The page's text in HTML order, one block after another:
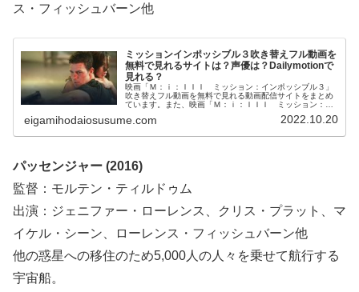
ス・フィッシュバーン他
ミッションインポッシブル３吹き替えフル動画を
無料で見れるサイトは？声優は？Dailymotionで
見れる？
映画「Ｍ：ｉ：ＩＩＩ ミッション：インポッシブル３」
吹き替えフル動画を無料で見れる動画配信サイトをまとめ
ています。また、映画「Ｍ：ｉ：ＩＩＩ ミッション：イ
Dailymotion、パンドラ、YouTubeで見れるかも調べていま
ッシブル３」の作品情報・あらすじ・感想についてもお伝
eigamihodaiosusume.com 2022.10.20
パッセンジャー (2016)
監督：モルテン・ティルドゥム
出演：ジェニファー・ローレンス、クリス・プラット、マ
イケル・シーン、ローレンス・フィッシュバーン他
他の惑星への移住のため5,000人の人々を乗せて航行する
宇宙船。